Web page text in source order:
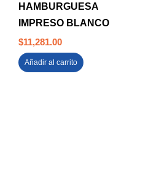
HAMBURGUESA
IMPRESO BLANCO
$11,281.00
Añadir al carrito